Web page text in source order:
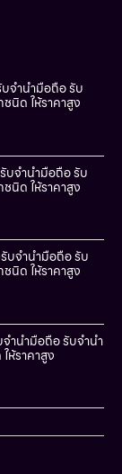
จำนำมือถือ รับ
นิด ให้ราคาสูง
บจำนำมือถือ รับ
นิด ให้ราคาสูง
บจำนำมือถือ รับ
นิด ให้ราคาสูง
ำนำมือถือ รับจำนำ
ห้ราคาสูง